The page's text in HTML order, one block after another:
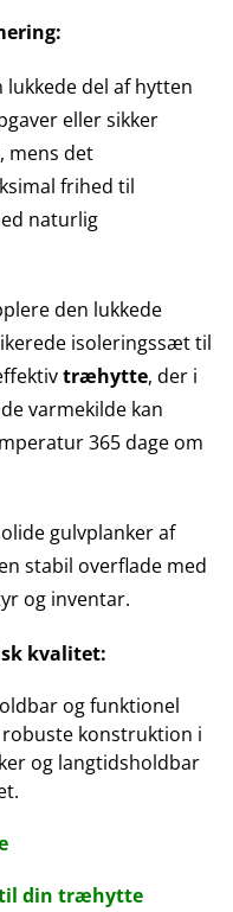
lukkede del af hytten
eller sikker
mens det
frihed til
naturlig
den lukkede
isoleringssæt til
træhytte, der i
varmekilde kan
365 dage om
gulvplanker af
stabil overflade med
og inventar.
kvalitet:
og funktionel
konstruktion i
og langtidsholdbar
til din træhytte